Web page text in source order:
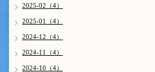
2025-02（4）
2025-01（4）
2024-12（4）
2024-11（4）
2024-10（4）